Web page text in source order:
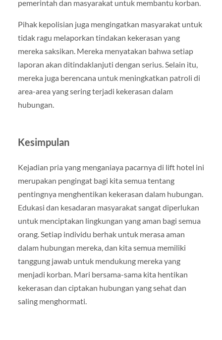
pemerintah dan masyarakat untuk membantu korban.
Pihak kepolisian juga mengingatkan masyarakat untuk
tidak ragu melaporkan tindakan kekerasan yang
mereka saksikan. Mereka menyatakan bahwa setiap
laporan akan ditindaklanjuti dengan serius. Selain itu,
mereka juga berencana untuk meningkatkan patroli di
area-area yang sering terjadi kekerasan dalam
hubungan.
Kesimpulan
Kejadian pria yang menganiaya pacarnya di lift hotel ini
merupakan pengingat bagi kita semua tentang
pentingnya menghentikan kekerasan dalam hubungan.
Edukasi dan kesadaran masyarakat sangat diperlukan
untuk menciptakan lingkungan yang aman bagi semua
orang. Setiap individu berhak untuk merasa aman
dalam hubungan mereka, dan kita semua memiliki
tanggung jawab untuk mendukung mereka yang
menjadi korban. Mari bersama-sama kita hentikan
kekerasan dan ciptakan hubungan yang sehat dan
saling menghormati.